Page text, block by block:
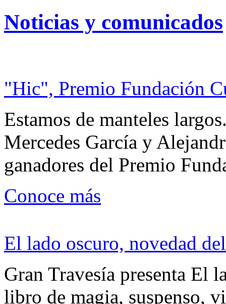
Noticias y comunicados
"Hic", Premio Fundación
Estamos de manteles
Mercedes García y
ganadores del Premio
Conoce más
El lado oscuro, novedad
Gran Travesía presenta El
libro de magia, suspenso,